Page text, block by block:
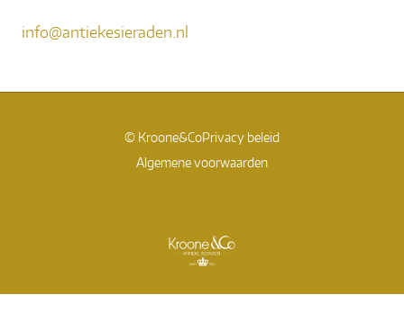
info@antiekesieraden.nl
© Kroone&CoPrivacy beleid
Algemene voorwaarden